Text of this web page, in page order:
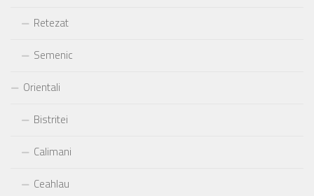
Retezat
Semenic
Orientali
Bistritei
Calimani
Ceahlau